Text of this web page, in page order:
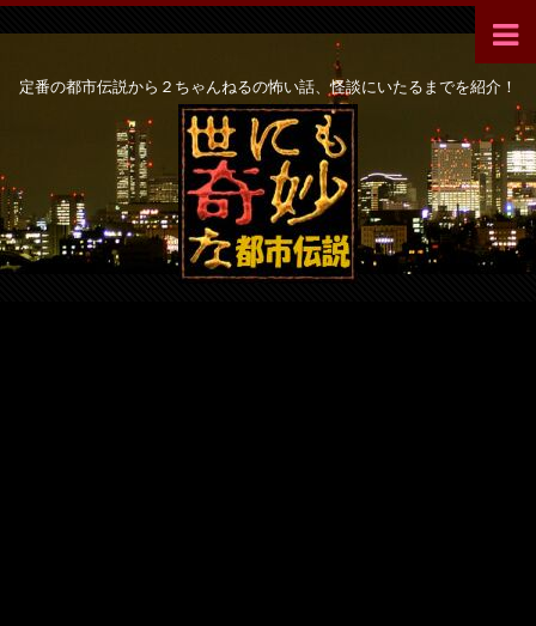
定番の都市伝説から２ちゃんねるの怖い話、怪談にいたるまでを紹介！